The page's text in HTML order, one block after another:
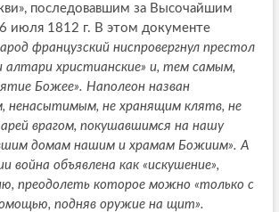
последовавшим за Высочайшим
июля 1812 г. В этом документе
французский ниспровергнул престол
алтари христианские» и, тем самым,
Божее». Наполеон назван
ненасытимым, не хранящим клятв, не
врагом, покушавшимся на нашу
домам нашим и храмам Божиим». А
война объявлена как «искушение»,
преодолеть которое можно «только с
подняв оружие на щит».